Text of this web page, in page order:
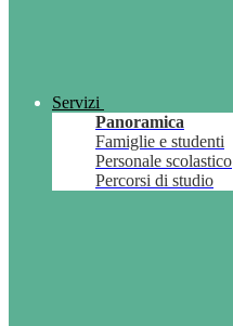
Servizi
Panoramica
Famiglie e studenti
Personale scolastico
Percorsi di studio